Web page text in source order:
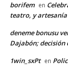
borifem en
teatro, y artesanía
deneme bonusu
Dajabón; decisión
1win_sxPt en